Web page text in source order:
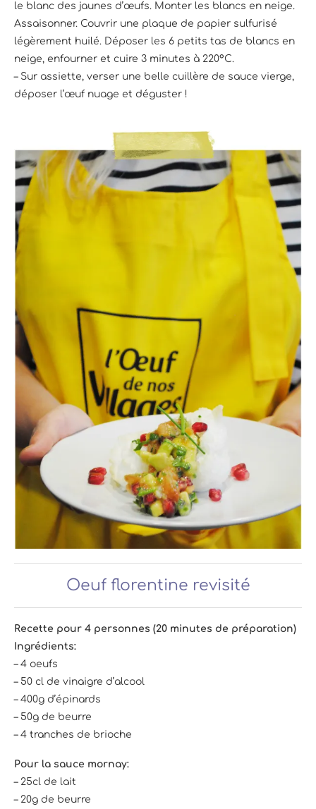
le blanc des jaunes d’œufs. Monter les blancs en neige.
Assaisonner. Couvrir une plaque de papier sulfurisé
légèrement huilé. Déposer les 6 petits tas de blancs en
neige, enfourner et cuire 3 minutes à 220°C.
– Sur assiette, verser une belle cuillère de sauce vierge,
déposer l’œuf nuage et déguster !
Oeuf florentine revisité
Recette pour 4 personnes (20 minutes de préparation)
Ingrédients:
– 4 oeufs
– 50 cl de vinaigre d’alcool
– 400g d’épinards
– 50g de beurre
– 4 tranches de brioche
Pour la sauce mornay:
– 25cl de lait
– 20g de beurre